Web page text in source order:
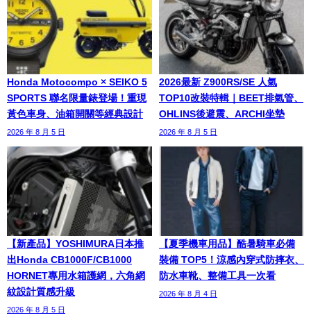
Honda Motocompo × SEIKO 5
SPORTS 聯名限量錶登場！重現
黃色車身、油箱開關等經典設計
2026 年 8 月 5 日
2026最新 Z900RS/SE 人氣
TOP10改裝特輯｜BEET排氣管、
OHLINS後避震、ARCHI坐墊
2026 年 8 月 5 日
【新產品】YOSHIMURA日本推
出Honda CB1000F/CB1000
HORNET專用水箱護網，六角網
紋設計質感升級
2026 年 8 月 5 日
【夏季機車用品】酷暑騎車必備
裝備 TOP5！涼感內穿式防摔衣、
防水車靴、整備工具一次看
2026 年 8 月 4 日